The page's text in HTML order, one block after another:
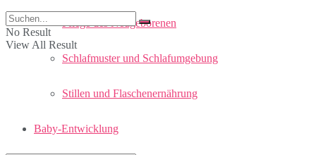
Pflege des Neugeborenen
Schlafmuster und Schlafumgebung
Stillen und Flaschenernährung
Baby-Entwicklung
No Result
View All Result